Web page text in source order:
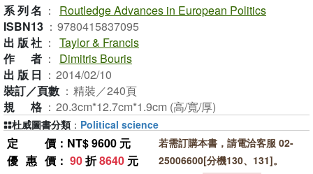
系列名 ：
Routledge Advances in European Politics
ISBN13 ： 9780415837095
出版社 ： Taylor & Francis
作者 ：
Dimitris Bouris
出版日 ： 2014/02/10
裝訂／頁數 ： 精裝／240頁
規格 ： 20.3cm*12.7cm*1.9cm (高/寬/厚)
定價 ：NT$ 9600 元
優惠價 ： 90折8640 元
若需訂購本書，請電洽客服 02-
25006600[分機130、131]。
杜威圖書分類 ： Political science